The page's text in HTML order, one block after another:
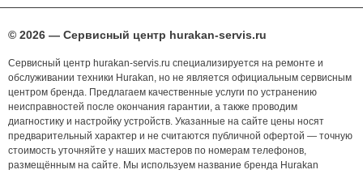
© 2026 — Сервисный центр hurakan-servis.ru
Сервисный центр hurakan-servis.ru специализируется на ремонте и
обслуживании техники Hurakan, но не является официальным сервисным
центром бренда. Предлагаем качественные услуги по устранению
неисправностей после окончания гарантии, а также проводим
диагностику и настройку устройств. Указанные на сайте цены носят
предварительный характер и не считаются публичной офертой — точную
стоимость уточняйте у наших мастеров по номерам телефонов,
размещённым на сайте. Мы используем название бренда Hurakan